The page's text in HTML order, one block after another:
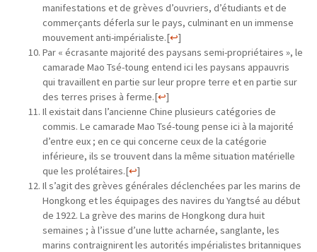
manifestations et de grèves d’ouvriers, d’étudiants et de
commerçants déferla sur le pays, culminant en un immense
mouvement anti-impérialiste.[↩]
Par « écrasante majorité des paysans semi-propriétaires », le
camarade Mao Tsé-toung entend ici les paysans appauvris
qui travaillent en partie sur leur propre terre et en partie sur
des terres prises à ferme.[↩]
Il existait dans l’ancienne Chine plusieurs catégories de
commis. Le camarade Mao Tsé-toung pense ici à la majorité
d’entre eux ; en ce qui concerne ceux de la catégorie
inférieure, ils se trouvent dans la même situation matérielle
que les prolétaires.[↩]
Il s’agit des grèves générales déclenchées par les marins de
Hongkong et les équipages des navires du Yangtsé au début
de 1922. La grève des marins de Hongkong dura huit
semaines ; à l’issue d’une lutte acharnée, sanglante, les
marins contraignirent les autorités impérialistes britanniques